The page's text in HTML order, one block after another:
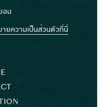
อม
ายความเป็นส่วนตัวที่นี่